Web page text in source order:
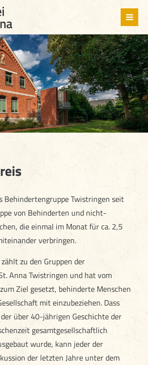
Behindertengruppe Twistringen seit
von Behinderten und nicht-
die einmal im Monat für ca. 2,5
verbringen.
zu den Gruppen der
Anna Twistringen und hat vom
Ziel gesetzt, behinderte Menschen
mit einzubeziehen. Dass
über 40-jährigen Geschichte der
gesamtgesellschaftlich
wurde, kann jeder der
der letzten Jahre unter dem